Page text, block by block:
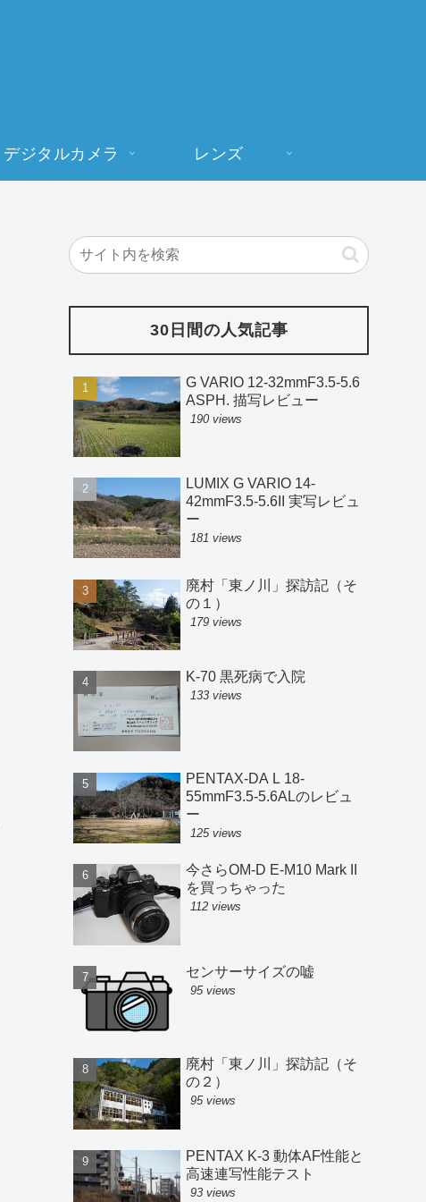
デジタルカメラ レンズ
30日間の人気記事
G VARIO 12-32mmF3.5-5.6
ASPH. 描写レビュー
190 views
LUMIX G VARIO 14-
42mmF3.5-5.6II 実写レビュ
ー
181 views
廃村「東ノ川」探訪記（そ
の１）
179 views
K-70 黒死病で入院
133 views
PENTAX-DA L 18-
55mmF3.5-5.6ALのレビュ
ー
125 views
今さらOM-D E-M10 Mark II
を買っちゃった
112 views
センサーサイズの嘘
95 views
廃村「東ノ川」探訪記（そ
の２）
95 views
PENTAX K-3 動体AF性能と
高速連写性能テスト
93 views